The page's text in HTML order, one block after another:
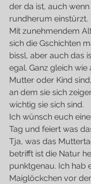
der da ist, auch
rundherum einstürzt.
Mit zunehmendem
sich die Gschichten
bissl, aber auch das
egal. Ganz gleich
Mutter oder Kind
an dem sie sich
wichtig sie sich sind.
Ich wünsch euch
Tag und feiert was
Tja, was das
betrifft ist die Natur
punktgenau. Ich hab
Maiglöckchen vor